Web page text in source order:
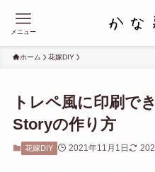
メニュー
ホーム 花嫁DIY
トレペ風に印刷で
Storyの作り方
花嫁DIY 2021年11月1日